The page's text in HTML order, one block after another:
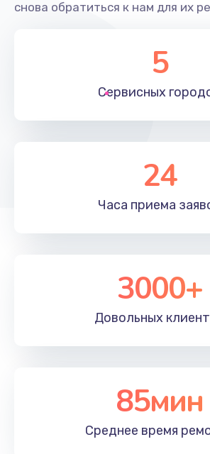
снова обратиться к нам для их
5
Сервисных
24
Часа приема
3000+
Довольных
85мин
Среднее время